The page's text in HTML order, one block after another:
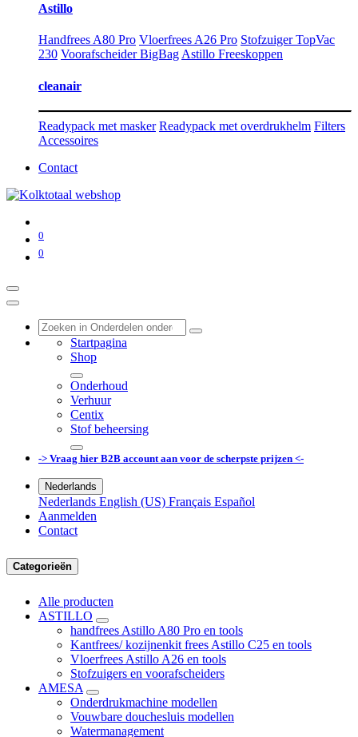
Astillo
Handfrees A80 Pro Vloerfrees A26 Pro Stofzuiger TopVac
230 Voorafscheider BigBag Astillo Freeskoppen
cleanair
Readypack met masker Readypack met overdrukhelm Filters
Accessoires
Contact
0
0
Startpagina
Shop
Onderhoud
Verhuur
Centix
Stof beheersing
-> Vraag hier B2B account aan voor de scherpste prijzen <-
Nederlands
Nederlands English (US) Français Español
Aanmelden
Contact
Categorieën
Alle producten
ASTILLO
handfrees Astillo A80 Pro en tools
Kantfrees/ kozijnenkit frees Astillo C25 en tools
Vloerfrees Astillo A26 en tools
Stofzuigers en voorafscheiders
AMESA
Onderdrukmachine modellen
Vouwbare douchesluis modellen
Watermanagement